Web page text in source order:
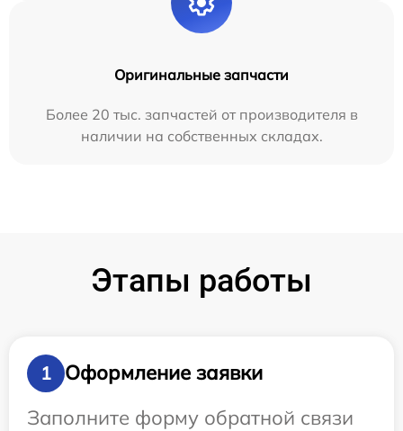
Оригинальные запчасти
Более 20 тыс. запчастей от производителя в
наличии на собственных складах.
Этапы работы
1
Оформление заявки
Заполните форму обратной связи